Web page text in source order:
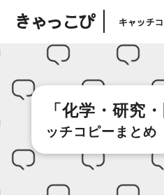
きゃっこぴ キャッチ
「化学・研究
ッチコピーまとめ